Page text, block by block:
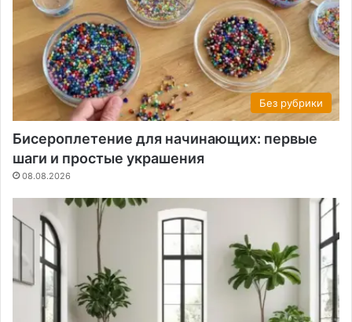
Без рубрики
Бисероплетение для начинающих: первые
шаги и простые украшения
08.08.2026